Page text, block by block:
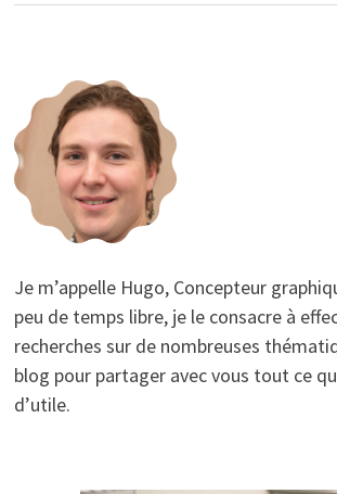
Je m’appelle Hugo, Concepteur
peu de temps libre, je le consacre à
recherches sur de nombreuses
blog pour partager avec vous tout ce
d’utile.